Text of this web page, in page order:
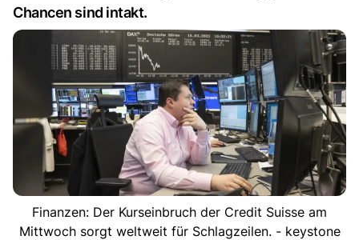
Chancen sind intakt.
Finanzen: Der Kurseinbruch der Credit Suisse am
Mittwoch sorgt weltweit für Schlagzeilen. - keystone